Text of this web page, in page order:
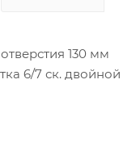
130 мм
6/7 ск. двойной